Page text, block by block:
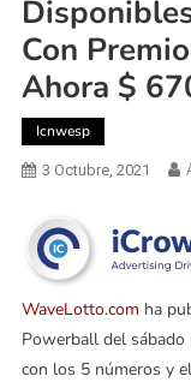
Con
Ahora $
Icnwesp
3 Octubre, 2021
WaveLotto.com ha
Powerball del sábado
con los 5 números y